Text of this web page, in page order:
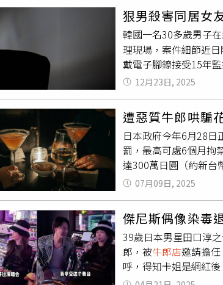
了追捧心儀牛郎，不
至擔心債務延遲償還
法手段取得大量現金
厚的丹羽正美身上。
圓。犯案所得大部分
被害人遭殺害後棄屍
激烈交鋒。檢方指出
時起意，而是經過討
因此求處無期徒刑。
受到牛郎文化影響，
女子因沉迷牛郎店欠下
審理期間，被害人女
法走出傷痛，「失去
氛一度沉重。面對家
對方的心情。不過，
顯示對金錢有極深執
受到嚴厲譴責，因此
大津地方法院16日針
狠男殺害同居女
韓國一名30多歲男子
理現場，案件細節近
戴電子腳鐐接受15年
家 牛郎店工作時，結
實婚姻關係。然而，
加壓力，迫使B某一度
川重新同居。由於B姓
排。B姓姐姐曾因聯絡
欺案件即將面臨判決
勒頸方式將B姓殺害。
決書提及，被告在屍
液、噴灑方向劑、點
如此高強度試圖掩蓋
開始新的交往並育有
下，管理員於翌月察
宗罕見藏屍命案。法
其在死後依然被囚禁
12月23日, 2025
遭惡質牛郎哄騙
日本政府今年6月28日
罰，最高可處6個月拘
達300萬日圓（約新台
會經驗的年輕人背負
的女兒是一名專門學
歸，並經常唉聲嘆氣
工，而她驚訝之餘進
在玩線上遊戲時結識
求女兒到店內捧場。
即使女兒表示無法負
07月09日, 2025
傑尼斯偶像染毒
39歲日本男星田口淳
郎，被牛郎店邀請擔
呼，得知卡姐是網紅
田口淳之介繼續追問